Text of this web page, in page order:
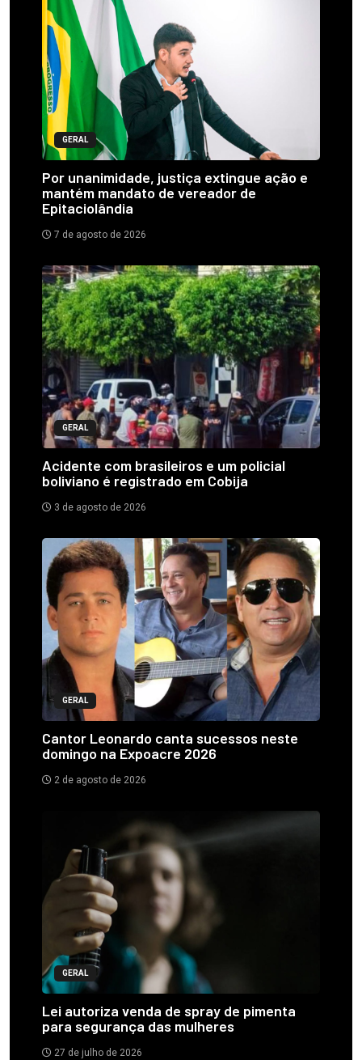
GERAL
Por unanimidade, justiça extingue ação e
mantém mandato de vereador de
Epitaciolândia
7 de agosto de 2026
GERAL
Acidente com brasileiros e um policial
boliviano é registrado em Cobija
3 de agosto de 2026
GERAL
Cantor Leonardo canta sucessos neste
domingo na Expoacre 2026
2 de agosto de 2026
GERAL
Lei autoriza venda de spray de pimenta
para segurança das mulheres
27 de julho de 2026